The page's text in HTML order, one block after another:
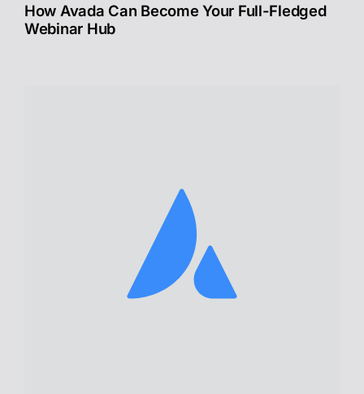
How Avada Can Become Your Full-Fledged
Webinar Hub